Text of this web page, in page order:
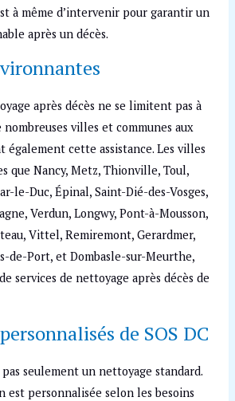
à même d’intervenir pour garantir un
après un décès.
après décès ne se limitent pas à
nombreuses villes et communes aux
également cette assistance. Les villes
que Nancy, Metz, Thionville, Toul,
le-Duc, Épinal, Saint-Dié-des-Vosges,
Verdun, Longwy, Pont-à-Mousson,
Vittel, Remiremont, Gerardmer,
de-Port, et Dombasle-sur-Meurthe,
services de nettoyage après décès de
de SOS DC
pas seulement un nettoyage standard.
est personnalisée selon les besoins